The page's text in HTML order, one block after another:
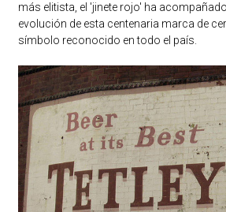
más elitista, el 'jinete rojo' ha
evolución de esta centenaria marca de
símbolo reconocido en todo el país.